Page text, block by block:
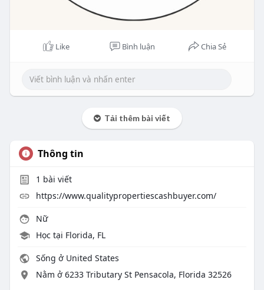
Like Bình luận Chia Sẻ
Tải thêm bài viết
Thông tin
1 bài viết
https://www.qualitypropertiescashbuyer.com/
Nữ
Học tại Florida, FL
Sống ở United States
Nằm ở 6233 Tributary St Pensacola, Florida 32526